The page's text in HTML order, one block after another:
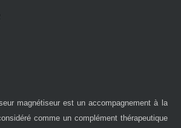
magnétiseur est un accompagnement à la
comme un complément thérapeutique